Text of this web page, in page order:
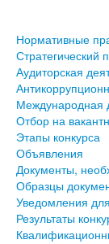
Нормативные
Стратегический
Аудиторская
Международная
Отбор на
Этапы конкурса
Объявления
Документы,
Образцы
Уведомления
Результаты